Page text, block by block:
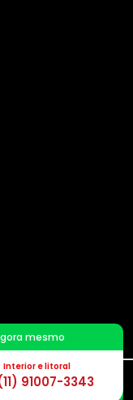
direitos reservados.
mesmo
Interior e litoral
91007-3343